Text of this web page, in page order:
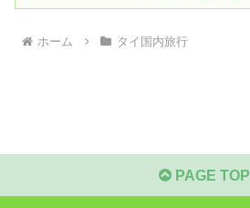
ホーム タイ国内旅行
PAGE TOP